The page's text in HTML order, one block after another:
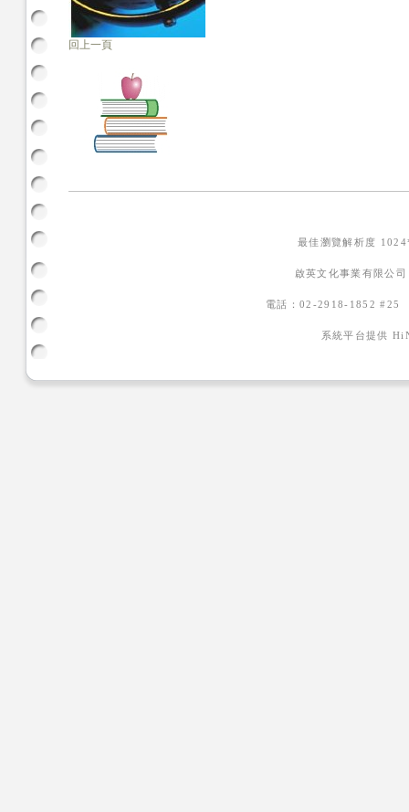
回上一頁
最佳瀏覽解析度
啟英文化事業有限公
電話：02-2918-1852
系統平台提供